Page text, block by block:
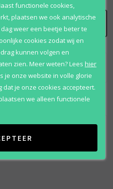
21-06-22
geworden.
functionele cookies,
plaatsen we ook analytische
weer een beetje beter te
cookies zodat wij en
kunnen volgen en
zien. Meer weten?Lees hier
je onze website in volle glorie
je onze cookies accepteert.
we alleen functionele